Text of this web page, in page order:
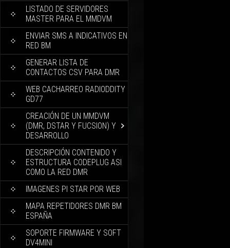
LISTADO DE SERVIDORES
MASTER PARA EL MMDVM
ENVIAR SMS A INDICATIVOS EN
RED BM
GENERAR LISTA DE
CONTACTOS CSV PARA DMR
WEB CACHARREO RADIODDITY
GD77
CREACIÓN DE UN MMDVM
(DMR, DSTAR Y FUCSION) Y
DESARROLLO
DESCRIPCIÓN CONTENIDO Y
ESTRUCTURA CODEPLUG ASI
COMO LA RED DMR
IMAGENES PI STAR POR WEB
MAPA REPETIDORES DMR BM
ESPAÑA
SOPORTE FIRMWARE Y SOFT
DV4MINI